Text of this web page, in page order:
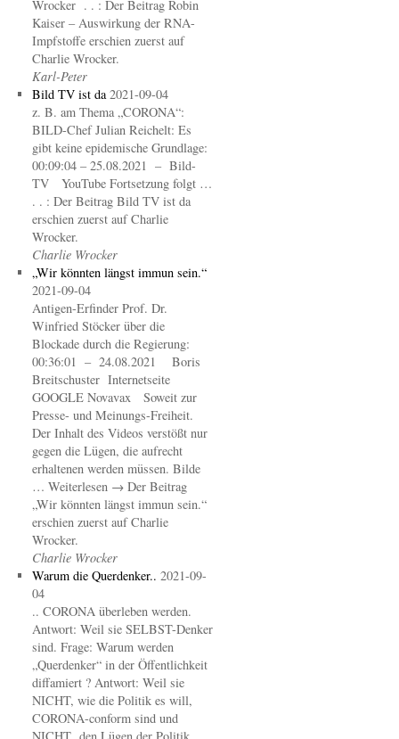
Wrocker . . : Der Beitrag Robin
Kaiser – Auswirkung der RNA-
Impfstoffe erschien zuerst auf
Charlie Wrocker.
Karl-Peter
Bild TV ist da 2021-09-04
z. B. am Thema „CORONA“:
BILD-Chef Julian Reichelt: Es
gibt keine epidemische Grundlage:
00:09:04 – 25.08.2021 – Bild-
TV YouTube Fortsetzung folgt …
. . : Der Beitrag Bild TV ist da
erschien zuerst auf Charlie
Wrocker.
Charlie Wrocker
„Wir könnten längst immun sein.“
2021-09-04
Antigen-Erfinder Prof. Dr.
Winfried Stöcker über die
Blockade durch die Regierung:
00:36:01 – 24.08.2021 Boris
Breitschuster Internetseite
GOOGLE Novavax Soweit zur
Presse- und Meinungs-Freiheit.
Der Inhalt des Videos verstößt nur
gegen die Lügen, die aufrecht
erhaltenen werden müssen. Bilde
… Weiterlesen → Der Beitrag
„Wir könnten längst immun sein.“
erschien zuerst auf Charlie
Wrocker.
Charlie Wrocker
Warum die Querdenker.. 2021-09-
04
.. CORONA überleben werden.
Antwort: Weil sie SELBST-Denker
sind. Frage: Warum werden
„Querdenker“ in der Öffentlichkeit
diffamiert ? Antwort: Weil sie
NICHT, wie die Politik es will,
CORONA-conform sind und